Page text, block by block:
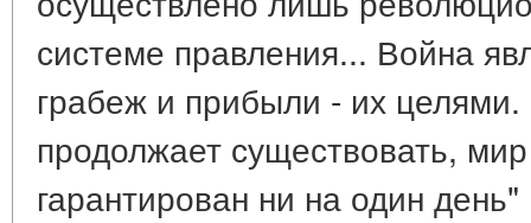
системе правления... Война
грабеж и прибыли - их целями.
продолжает существовать,
гарантирован ни на один